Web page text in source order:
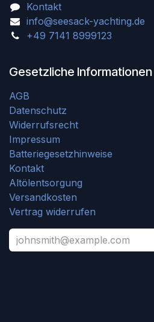
Kontakt
info@seesack-yachting.de
+49 7141 8999123
Gesetzliche Informationen
AGB
Datenschutz
Widerrufsrecht
Impressum
Batteriegesetzhinweise
Kontakt
Altölentsorgung
Versandkosten
Vertrag widerrufen